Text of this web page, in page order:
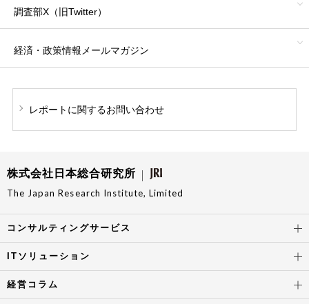
調査部X（旧Twitter）
経済・政策情報 メールマガジン
レポートに関するお問い合わせ
株式会社日本総合研究所
The Japan Research Institute, Limited
コンサルティングサービス
ITソリューション
経営コラム